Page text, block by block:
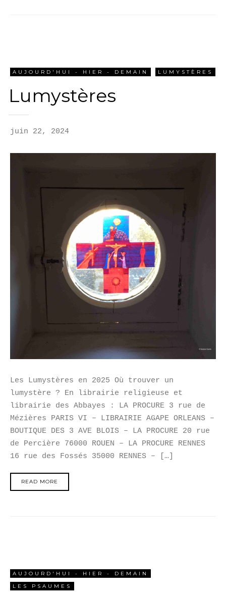
AUJOURD'HUI - HIER - DEMAIN LUMYSTÈRES
Lumystères
juin 22, 2024
Les Lumystères en 2025 Où trouver un
lumystère ? En librairie religieuse et
librairie des Abbayes : LA PROCURE 3 rue de
Mézières PARIS VI – LIBRAIRIE AGAPE ORLEANS –
BOUTIQUE DES 3 AVE BLOIS – LA PROCURE 20 rue
de Percière 76000 ROUEN – LA PROCURE RENNES
16 rue des Fossés 35000 RENNES – […]
READ MORE
AUJOURD'HUI - HIER - DEMAIN
LES PSAUMES